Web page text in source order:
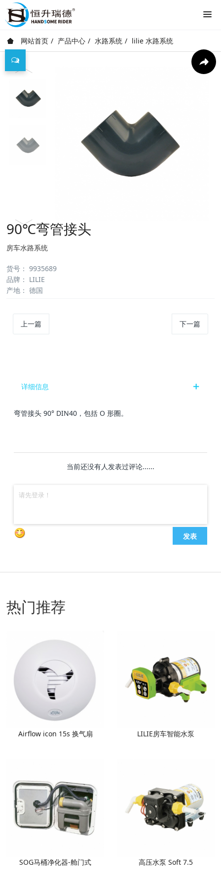
网站首页 产品中心 水路系统 lilie 水路系统
90℃弯管接头
房车水路系统
货号 ： 9935689
品牌 ： LILIE
产地 ： 德国
上一篇 下一篇
详细信息
弯管接头 90° DIN40，包括 O 形圈。
当前还没有人发表过评论......
发表
热门推荐
Airflow icon 15s 换气扇 LILIE房车智能水泵
SOG马桶净化器-舱门式 高压水泵 Soft 7.5